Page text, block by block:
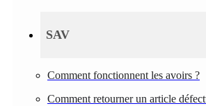
SAV
Comment fonctionnent les avoirs ?
Comment retourner un article